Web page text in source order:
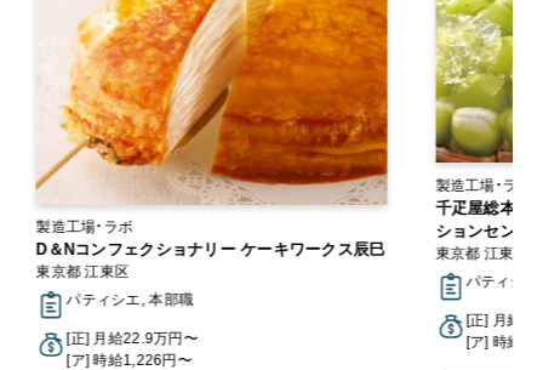
製造工場・ラボ
D＆Nコンフェクショナリー ケーキワークス辰巳
東京都 江東区
パティシエ, 本部職
[正] 月給22.9万円〜
[ア] 時給1,226円〜
千疋屋総本店
ションセンタ
東京都 江東区
パティシエ
[正] 月給
[ア] 時給